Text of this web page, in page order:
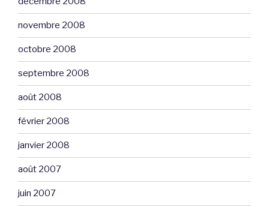
novembre 2008
octobre 2008
septembre 2008
août 2008
février 2008
janvier 2008
août 2007
juin 2007